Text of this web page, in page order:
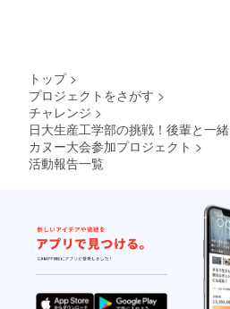
トップ >
プロジェクトをさがす >
チャレンジ >
日大生産工学部の挑戦！後輩と一
カヌー大会参加プロジェクト >
活動報告一覧